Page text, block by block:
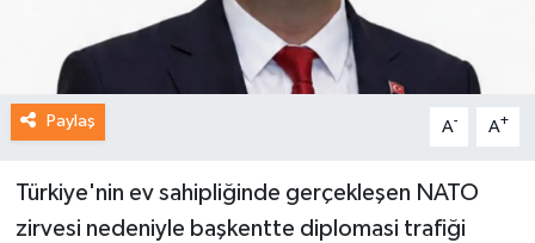
Paylaş A- A+
Türkiye'nin ev sahipliğinde gerçekleşen NATO
zirvesi nedeniyle başkentte diplomasi trafiği